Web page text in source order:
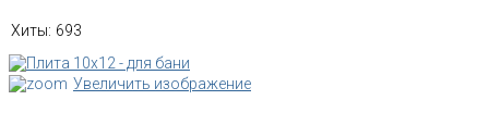
Хиты: 693
Увеличить изображение